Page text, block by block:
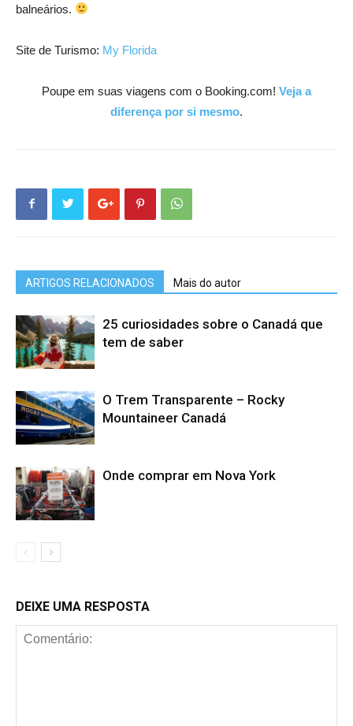
balneários.
Site de Turismo: My Florida
Poupe em suas viagens com o Booking.com! Veja a
diferença por si mesmo.
ARTIGOS RELACIONADOS Mais do autor
25 curiosidades sobre o Canadá que
tem de saber
O Trem Transparente – Rocky
Mountaineer Canadá
Onde comprar em Nova York
DEIXE UMA RESPOSTA